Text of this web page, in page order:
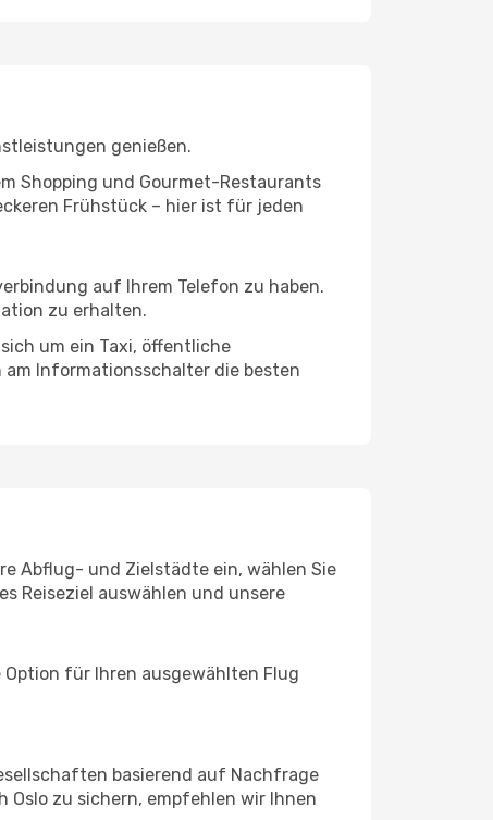
genießen.
Shopping und Gourmet-Restaurants
Frühstück – hier ist für jeden
auf Ihrem Telefon zu haben.
zu erhalten.
um ein Taxi, öffentliche
Informationsschalter die besten
Abflug- und Zielstädte ein, wählen Sie
Reiseziel auswählen und unsere
für Ihren ausgewählten Flug
basierend auf Nachfrage
zu sichern, empfehlen wir Ihnen